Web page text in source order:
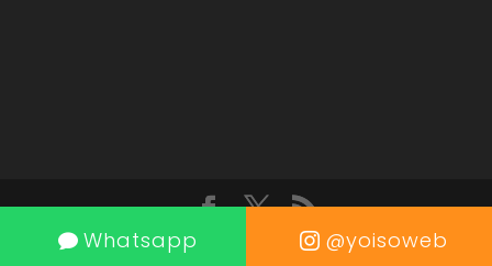
Whatsapp @yoisoweb
Designed by Yoisoweb.com